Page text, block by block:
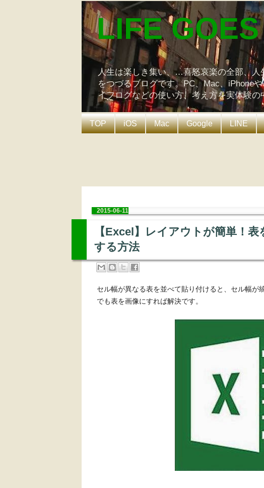
LIFE
人生は楽しき集い、…喜怒哀楽の全部、人
をつづるブログです。PC、Mac、iPhone
イフログなどの使い方、考え方を実体験
TOP iOS Mac Google LINE
2015-06-11
【Excel】レイアウトが簡単！
する方法
セル幅が異なる表を並べて貼り付けると、セル幅が
でも表を画像にすれば解決です。